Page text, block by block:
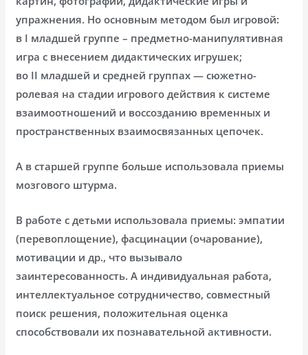
упражнения. Но основным методом был игровой:
в I младшей группе – предметно-манипулятивная
игра с внесением дидактических игрушек;
во II младшей и средней группах — сюжетно-
ролевая на стадии игрового действия к системе
взаимоотношений и воссозданию временных и
пространственных взаимосвязанных цепочек.
А в старшей группе больше использовала приемы
мозгового штурма.
В работе с детьми использовала приемы: эмпатии
(перевоплощение), фасцинации (очарование),
мотивации и др., что вызывало
заинтересованность. А индивидуальная работа,
интеллектуальное сотрудничество, совместный
поиск решения, положительная оценка
способствовали их познавательной активности.